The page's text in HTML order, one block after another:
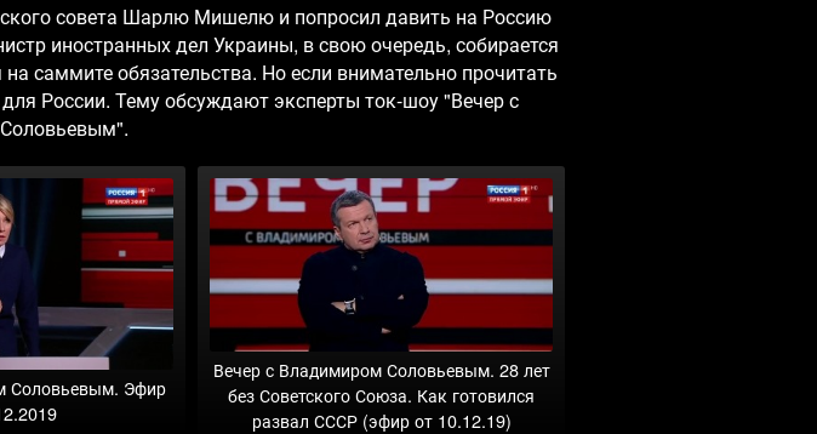
совета Шарлю Мишелю и попросил давить на Россию
иностранных дел Украины, в свою очередь, собирается
саммите обязательства. Но если внимательно прочитать
России. Тему обсуждают эксперты ток-шоу "Вечер с
Соловьевым. Эфир
Вечер с Владимиром Соловьевым. 28 лет
без Советского Союза. Как готовился
развал СССР (эфир от 10.12.19)